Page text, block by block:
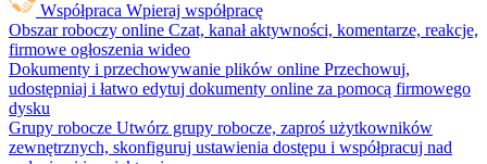
Współpraca Wpieraj współpracę
Obszar roboczy online Czat, kanał aktywności, komentarze, reakcje,
firmowe ogłoszenia wideo
Dokumenty i przechowywanie plików online Przechowuj,
udostępniaj i łatwo edytuj dokumenty online za pomocą firmowego
dysku
Grupy robocze Utwórz grupy robocze, zaproś użytkowników
zewnętrznych, skonfiguruj ustawienia dostępu i współpracuj nad